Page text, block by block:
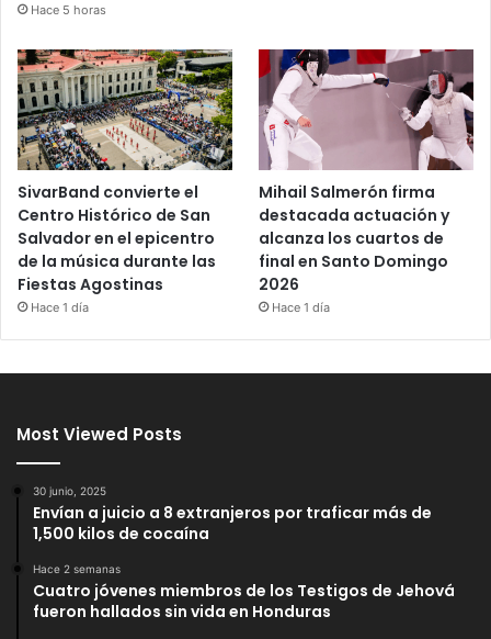
Hace 5 horas
SivarBand convierte el
Centro Histórico de San
Salvador en el epicentro
de la música durante las
Fiestas Agostinas
Hace 1 día
Mihail Salmerón firma
destacada actuación y
alcanza los cuartos de
final en Santo Domingo
2026
Hace 1 día
Most Viewed Posts
30 junio, 2025
Envían a juicio a 8 extranjeros por traficar más de
1,500 kilos de cocaína
Hace 2 semanas
Cuatro jóvenes miembros de los Testigos de Jehová
fueron hallados sin vida en Honduras